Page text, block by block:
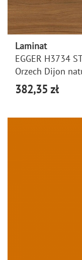
Laminat
EGGER H3734
Orzech Dijon
382,35 zł